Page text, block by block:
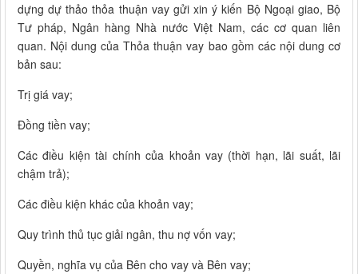
dựng dự thảo thỏa thuận vay gửi xin ý kiến Bộ Ngoại giao, Bộ
Tư pháp, Ngân hàng Nhà nước Việt Nam, các cơ quan liên
quan. Nội dung của Thỏa thuận vay bao gồm các nội dung cơ
bản sau:
Trị giá vay;
Đồng tiền vay;
Các điều kiện tài chính của khoản vay (thời hạn, lãi suất, lãi
chậm trả);
Các điều kiện khác của khoản vay;
Quy trình thủ tục giải ngân, thu nợ vốn vay;
Quyền, nghĩa vụ của Bên cho vay và Bên vay;